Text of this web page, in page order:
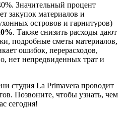
Значительный процент
закупок материалов и
островов и гарнитуров)
. Также снизить расходы дают
подробные сметы материалов,
ошибок, перерасходов,
нет непредвиденных трат и
студия La Primavera проводит
Позвоните, чтобы узнать, чем
сегодня!